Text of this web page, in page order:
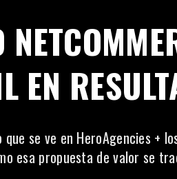
EN
que se ve en HeroAgencies +
esa propuesta de valor se